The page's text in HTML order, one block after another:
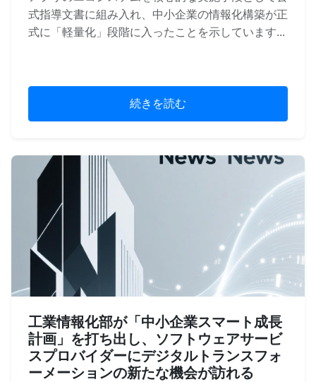
式指導文書に組み入れ、中小企業の情報化構築が正
式に「軽量化」段階に入ったことを示しています...
続きを読む
工業情報化部が「中小企業スマート成長
計画」を打ち出し、ソフトウェアサービ
スプロバイダーにデジタルトランスフォ
ーメーションの新たな機会が訪れる